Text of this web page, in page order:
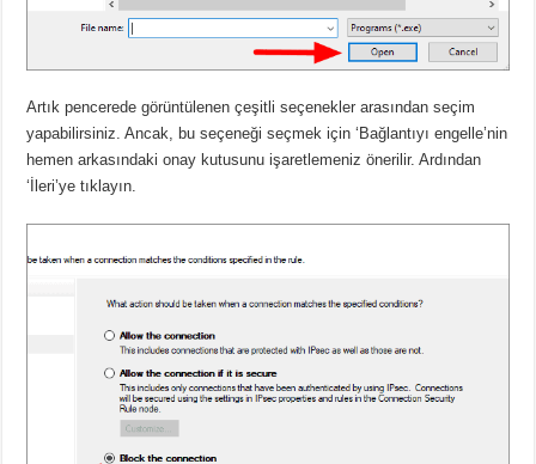
Artık pencerede görüntülenen çeşitli seçenekler arasından seçim
yapabilirsiniz. Ancak, bu seçeneği seçmek için ‘Bağlantıyı engelle’nin
hemen arkasındaki onay kutusunu işaretlemeniz önerilir. Ardından
‘İleri’ye tıklayın.